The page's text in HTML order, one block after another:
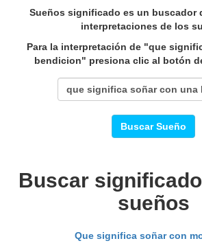
Sueños significado es un buscador
interpretaciones de los
Para la interpretación de "que
bendicion" presiona clic al botón
Buscar Sueño
Buscar
sueños
Que significa soñar con